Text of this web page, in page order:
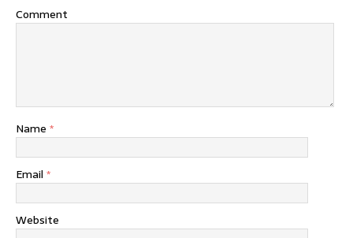
Comment
Name *
Email *
Website